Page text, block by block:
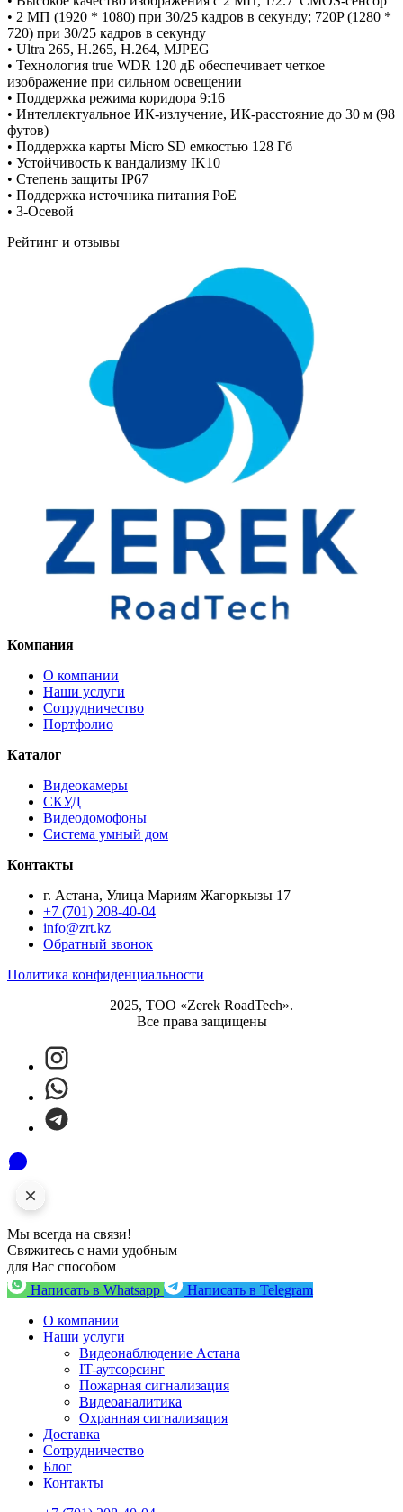
• 2 МП (1920 * 1080) при 30/25 кадров в секунду; 720P (1280 *
720) при 30/25 кадров в секунду
• Ultra 265, H.265, H.264, MJPEG
• Технология true WDR 120 дБ обеспечивает четкое
изображение при сильном освещении
• Поддержка режима коридора 9:16
• Интеллектуальное ИК-излучение, ИК-расстояние до 30 м (98
футов)
• Поддержка карты Micro SD емкостью 128 Гб
• Устойчивость к вандализму IK10
• Степень защиты IP67
• Поддержка источника питания PoE
• 3-Осевой
Рейтинг и отзывы
Компания
О компании
Наши услуги
Сотрудничество
Портфолио
Каталог
Видеокамеры
СКУД
Видеодомофоны
Система умный дом
Контакты
г. Астана, Улица Мариям Жагоркызы 17
+7 (701) 208-40-04
info@zrt.kz
Обратный звонок
Политика конфиденциальности
2025, ТОО «Zerek RoadTech».
Все права защищены
Мы всегда на связи!
Свяжитесь с нами удобным
для Вас способом
Написать в Whatsapp
Написать в Telegram
О компании
Наши услуги
Видеонаблюдение Астана
IT-аутсорсинг
Пожарная сигнализация
Видеоаналитика
Охранная сигнализация
Доставка
Сотрудничество
Блог
Контакты